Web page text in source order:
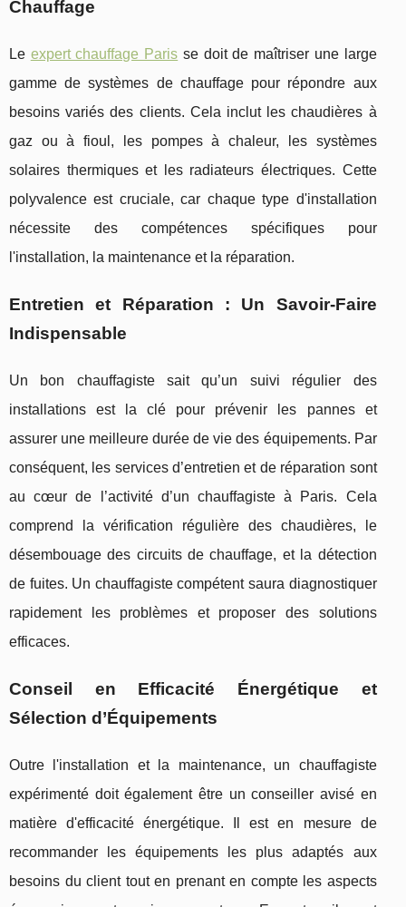
Chauffage
Le expert chauffage Paris se doit de maîtriser une large
gamme de systèmes de chauffage pour répondre aux
besoins variés des clients. Cela inclut les chaudières à
gaz ou à fioul, les pompes à chaleur, les systèmes
solaires thermiques et les radiateurs électriques. Cette
polyvalence est cruciale, car chaque type d'installation
nécessite des compétences spécifiques pour
l'installation, la maintenance et la réparation.
Entretien et Réparation : Un Savoir-Faire
Indispensable
Un bon chauffagiste sait qu’un suivi régulier des
installations est la clé pour prévenir les pannes et
assurer une meilleure durée de vie des équipements. Par
conséquent, les services d’entretien et de réparation sont
au cœur de l’activité d’un chauffagiste à Paris. Cela
comprend la vérification régulière des chaudières, le
désembouage des circuits de chauffage, et la détection
de fuites. Un chauffagiste compétent saura diagnostiquer
rapidement les problèmes et proposer des solutions
efficaces.
Conseil en Efficacité Énergétique et
Sélection d’Équipements
Outre l'installation et la maintenance, un chauffagiste
expérimenté doit également être un conseiller avisé en
matière d'efficacité énergétique. Il est en mesure de
recommander les équipements les plus adaptés aux
besoins du client tout en prenant en compte les aspects